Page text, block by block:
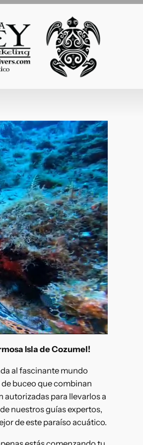
Isla de Cozumel!
al fascinante mundo
buceo que combinan
autorizadas para llevarlos a
nuestros guías expertos,
de este paraíso acuático.